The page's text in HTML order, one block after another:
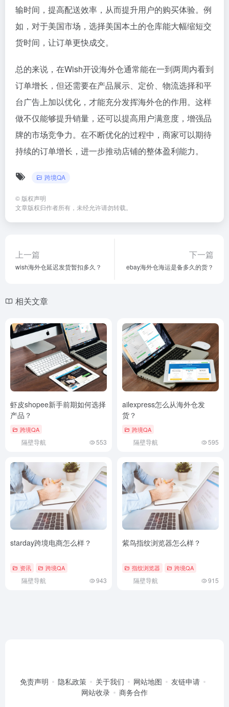
输时间，提高配送效率，从而提升用户的购买体验。例
如，对于美国市场，选择美国本土的仓库能大幅缩短交
货时间，让订单更快成交。
总的来说，在Wish开设海外仓通常能在一到两周内看到
订单增长，但还需要在产品展示、定价、物流选择和平
台广告上加以优化，才能充分发挥海外仓的作用。这样
做不仅能够提升销量，还可以提高用户满意度，增强品
牌的市场竞争力。在不断优化的过程中，商家可以期待
持续的订单增长，进一步推动店铺的整体盈利能力。
跨境QA
© 版权声明
文章版权归作者所有，未经允许请勿转载。
上一篇
wish海外仓延迟发货暂扣多久？
下一篇
ebay海外仓海运是备多久的货？
相关文章
虾皮shopee新手前期如何选择
产品？
跨境QA
隔壁导航 553
ailexpress怎么从海外仓发
货？
跨境QA
隔壁导航 595
starday跨境电商怎么样？
资讯 跨境QA
隔壁导航 943
紫鸟指纹浏览器怎么样？
指纹浏览器 跨境QA
隔壁导航 915
免责声明 隐私政策 关于我们 网站地图
友链申请
网站收录
商务合作